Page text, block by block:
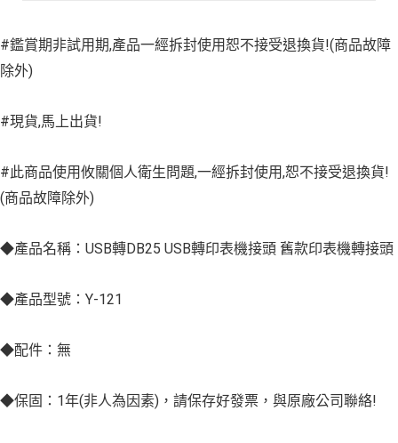
#鑑賞期非試用期,產品一經拆封使用恕不接受退換貨!(商品故障
除外)
#現貨,馬上出貨!
#此商品使用攸關個人衛生問題,一經拆封使用,恕不接受退換貨!
(商品故障除外)
◆產品名稱：USB轉DB25 USB轉印表機接頭 舊款印表機轉接頭
◆產品型號：Y-121
◆配件：無
◆保固：1年(非人為因素)，請保存好發票，與原廠公司聯絡!